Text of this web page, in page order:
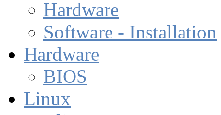
Hardware
Software - Installation
Hardware
BIOS
Linux